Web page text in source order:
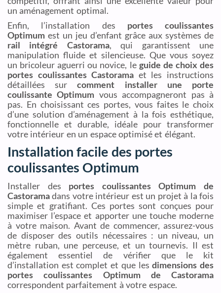
un aménagement optimal.
Enfin, l’installation des portes coulissantes
Optimum est un jeu d’enfant grâce aux systèmes de
rail intégré Castorama, qui garantissent une
manipulation fluide et silencieuse. Que vous soyez
un bricoleur aguerri ou novice, le guide de choix des
portes coulissantes Castorama et les instructions
détaillées surcomment installer une porte
coulissante Optimum vous accompagneront pas à
pas. En choisissant ces portes, vous faites le choix
d’une solution d’aménagement à la fois esthétique,
fonctionnelle et durable, idéale pour transformer
votre intérieur en un espace optimisé et élégant.
Installation facile des portes
coulissantes Optimum
Installer des portes coulissantes Optimum de
Castoramadans votre intérieur est un projet à la fois
simple et gratifiant. Ces portes sont conçues pour
maximiser l’espace et apporter une touche moderne
à votre maison. Avant de commencer, assurez-vous
de disposer des outils nécessaires : un niveau, un
mètre ruban, une perceuse, et un tournevis. Il est
également essentiel de vérifier que le kit
d’installation est complet et que lesdimensions des
portes coulissantes Optimum de Castorama
correspondent parfaitement à votre espace.